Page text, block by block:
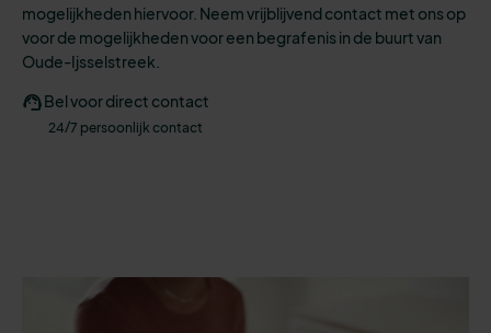
mogelijkheden hiervoor. Neem vrijblijvend contact met ons op
voor de mogelijkheden voor een begrafenis in de buurt van
Oude-Ijsselstreek.
Bel voor direct contact
24/7 persoonlijk contact